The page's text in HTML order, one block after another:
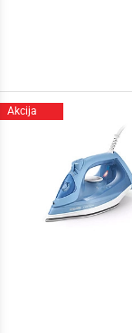
Akcija